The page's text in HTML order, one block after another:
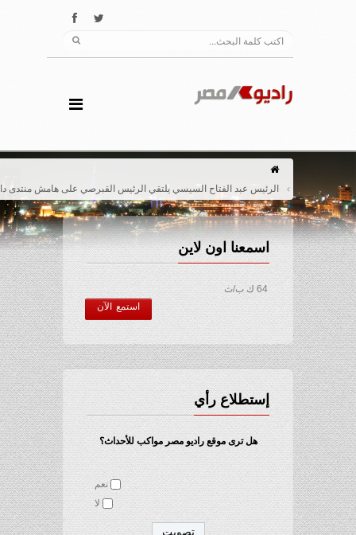
الرئيس عبد الفتاح السيسي يلتقي الرئيس القبرصي على هامش منتدى دافوس
اسمعنا اون لاين
64 ك ب/ث
استمع الآن
إستطلاع رأي
هل ترى موقع راديو مصر مواكب للأحداث؟
نعم
لا